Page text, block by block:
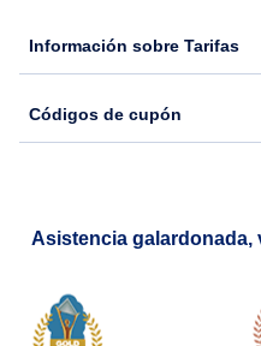
Información sobre Tarifas
Códigos de cupón
Asistencia galardonada,